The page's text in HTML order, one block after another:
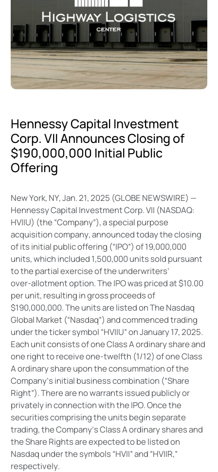
HennessyCapital Investment
Corp. VIIAnnouncesClosing of
$190,000,000 Initial Public
Offering
NewYork, NY,Jan.21,2025 (GLOBE NEWSWIRE) —
HennessyCapital InvestmentCorp.VII (NASDAQ:
HVIIU) (the “Company”),aspecial purpose
acquisitioncompany,announcedtodaytheclosing
ofits initial publicoffering (“IPO”) of19,000,000
units,which included 1,500,000 units sold pursuant
tothe partialexerciseofthe underwriters’
over-allotmentoption.The IPOwas pricedat$10.00
perunit, resulting ingross proceedsof
$190,000,000.The unitsare listedonThe Nasdaq
Global Market (“Nasdaq”) andcommencedtrading
underthetickersymbol “HVIIU”onJanuary17,2025.
Each unitconsistsofoneClassAordinaryshareand
one righttoreceiveone-twelfth (1/12) ofoneClass
Aordinaryshare upontheconsummationofthe
Company’s initial businesscombination (“Share
Right”).Thereare nowarrants issued publiclyor
privatelyinconnectionwiththe IPO.Oncethe
securitiescomprisingthe units begin separate
trading,theCompany’sClassAordinarysharesand
theShare Rightsareexpectedtobe listedon
Nasdaq underthe symbols “HVII”and “HVIIR,”
respectively.